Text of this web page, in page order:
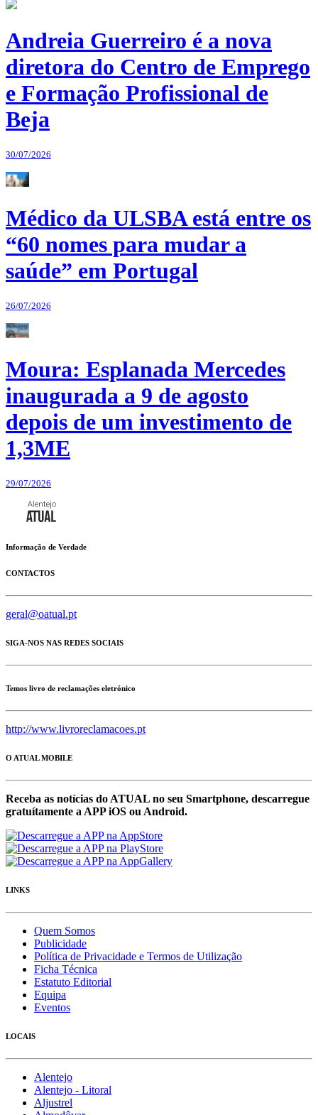
Andreia Guerreiro é a nova
diretora do Centro de Emprego
e Formação Profissional de
Beja
30/07/2026
Médico da ULSBA está entre os
“60 nomes para mudar a
saúde” em Portugal
26/07/2026
Moura: Esplanada Mercedes
inaugurada a 9 de agosto
depois de um investimento de
1,3ME
29/07/2026
Informação de Verdade
CONTACTOS
geral@oatual.pt
SIGA-NOS NAS REDES SOCIAIS
Temos livro de reclamações eletrónico
http://www.livroreclamacoes.pt
O ATUAL MOBILE
Receba as notícias do ATUAL no seu Smartphone, descarregue
gratuítamente a APP iOS ou Android.
LINKS
Quem Somos
Publicidade
Política de Privacidade e Termos de Utilização
Ficha Técnica
Estatuto Editorial
Equipa
Eventos
LOCAIS
Alentejo
Alentejo - Litoral
Aljustrel